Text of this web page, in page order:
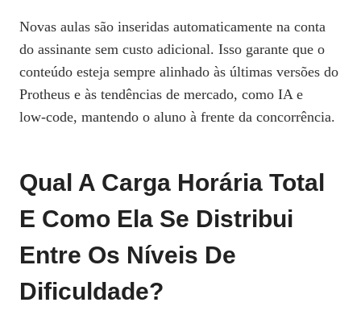
Novas aulas são inseridas automaticamente na conta
do assinante sem custo adicional. Isso garante que o
conteúdo esteja sempre alinhado às últimas versões do
Protheus e às tendências de mercado, como IA e
low‑code, mantendo o aluno à frente da concorrência.
Qual A Carga Horária Total
E Como Ela Se Distribui
Entre Os Níveis De
Dificuldade?